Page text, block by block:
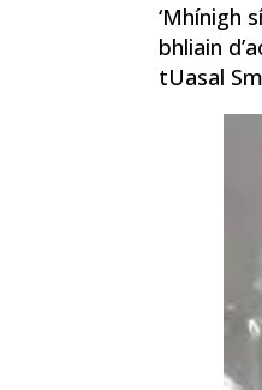
‘Mhínigh
bhliain
tUasal